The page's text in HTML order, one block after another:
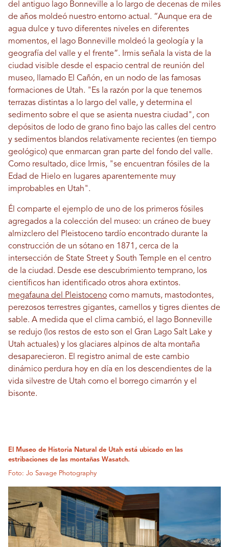
del antiguo lago Bonneville a lo largo de decenas de miles
de años moldeó nuestro entorno actual. “Aunque era de
agua dulce y tuvo diferentes niveles en diferentes
momentos, el lago Bonneville moldeó la geología y la
geografía del valle y el frente”. Irmis señala la vista de la
ciudad visible desde el espacio central de reunión del
museo, llamado El Cañón, en un nodo de las famosas
formaciones de Utah. "Es la razón por la que tenemos
terrazas distintas a lo largo del valle, y determina el
sedimento sobre el que se asienta nuestra ciudad", con
depósitos de lodo de grano fino bajo las calles del centro
y sedimentos blandos relativamente recientes (en tiempo
geológico) que enmarcan gran parte del fondo del valle.
Como resultado, dice Irmis, "se encuentran fósiles de la
Edad de Hielo en lugares aparentemente muy
improbables en Utah".
Él comparte el ejemplo de uno de los primeros fósiles
agregados a la colección del museo: un cráneo de buey
almizclero del Pleistoceno tardío encontrado durante la
construcción de un sótano en 1871, cerca de la
intersección de State Street y South Temple en el centro
de la ciudad. Desde ese descubrimiento temprano, los
científicos han identificado otros ahora extintos.
megafauna del Pleistoceno como mamuts, mastodontes,
perezosos terrestres gigantes, camellos y tigres dientes de
sable. A medida que el clima cambió, el lago Bonneville
se redujo (los restos de esto son el Gran Lago Salt Lake y
Utah actuales) y los glaciares alpinos de alta montaña
desaparecieron. El registro animal de este cambio
dinámico perdura hoy en día en los descendientes de la
vida silvestre de Utah como el borrego cimarrón y el
bisonte.
El Museo de Historia Natural de Utah está ubicado en las
estribaciones de las montañas Wasatch.
Foto: Jo Savage Photography